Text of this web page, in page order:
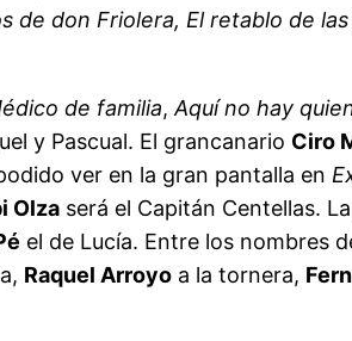
de don Friolera, El retablo de
de familia, Aquí no hay
y Pascual. El grancanario Ciro
ver en la gran pantalla en
Olza será el Capitán Centellas.
el de Lucía. Entre los nombres
Raquel Arroyo a la tornera,